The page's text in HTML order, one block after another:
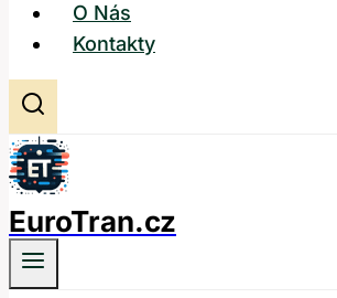
O Nás
Kontakty
EuroTran.cz